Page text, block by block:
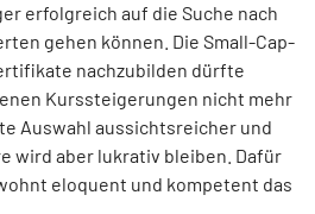
erfolgreich auf die Suche nach
gehen können. Die Small-Cap-
nachzubilden dürfte
Kurssteiger­ungen nicht mehr
Auswahl aussichtsreicher und
wird aber lukrativ bleiben. Dafür
eloquent und kompetent das